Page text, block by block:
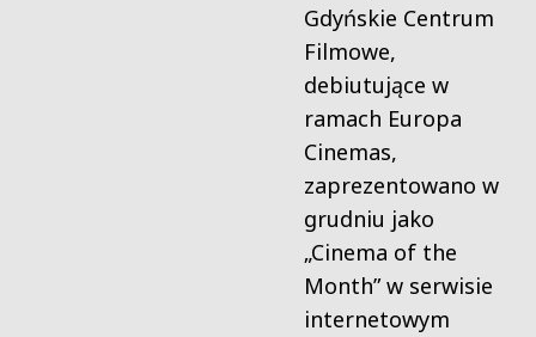
Gdyńskie Centrum
Filmowe,
debiutujące w
ramach Europa
Cinemas,
zaprezentowano w
grudniu jako
„Cinema of the
Month” w serwisie
internetowym